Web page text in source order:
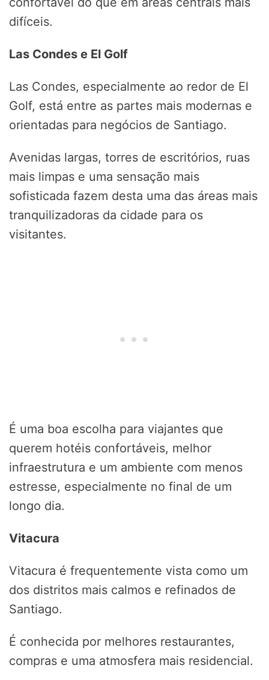
difíceis.
Las Condes e El Golf
Las Condes, especialmente ao redor de El
Golf, está entre as partes mais modernas e
orientadas para negócios de Santiago.
Avenidas largas, torres de escritórios, ruas
mais limpas e uma sensação mais
sofisticada fazem desta uma das áreas mais
tranquilizadoras da cidade para os
visitantes.
É uma boa escolha para viajantes que
querem hotéis confortáveis, melhor
infraestrutura e um ambiente com menos
estresse, especialmente no final de um
longo dia.
Vitacura
Vitacura é frequentemente vista como um
dos distritos mais calmos e refinados de
Santiago.
É conhecida por melhores restaurantes,
compras e uma atmosfera mais residencial.